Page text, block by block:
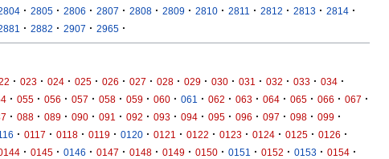
· 2805 · 2806 · 2807 · 2808 · 2809 · 2810 · 2811 · 2812 · 2813 · 2814 ·
· 2882 · 2907 · 2965 ·
· 023 · 024 · 025 · 026 · 027 · 028 · 029 · 030 · 031 · 032 · 033 · 034 ·
· 055 · 056 · 057 · 058 · 059 · 060 · 061 · 062 · 063 · 064 · 065 · 066 · 067 ·
· 088 · 089 · 090 · 091 · 092 · 093 · 094 · 095 · 096 · 097 · 098 · 099 ·
· 0117 · 0118 · 0119 · 0120 · 0121 · 0122 · 0123 · 0124 · 0125 · 0126 ·
· 0145 · 0146 · 0147 · 0148 · 0149 · 0150 · 0151 · 0152 · 0153 · 0154 ·